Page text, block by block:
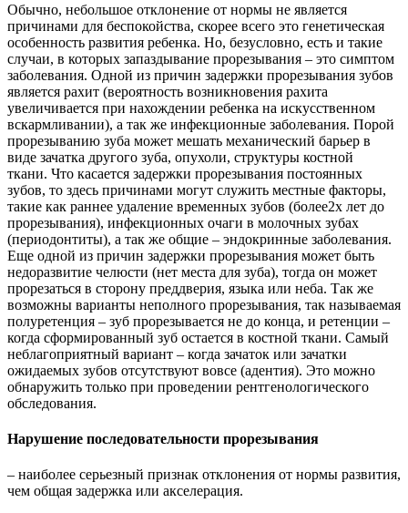
Обычно, небольшое отклонение от нормы не является
причинами для беспокойства, скорее всего это генетическая
особенность развития ребенка. Но, безусловно, есть и такие
случаи, в которых запаздывание прорезывания – это симптом
заболевания. Одной из причин задержки прорезывания зубов
является рахит (вероятность возникновения рахита
увеличивается при нахождении ребенка на искусственном
вскармливании), а так же инфекционные заболевания. Порой
прорезыванию зуба может мешать механический барьер в
виде зачатка другого зуба, опухоли, структуры костной
ткани. Что касается задержки прорезывания постоянных
зубов, то здесь причинами могут служить местные факторы,
такие как раннее удаление временных зубов (более2х лет до
прорезывания), инфекционных очаги в молочных зубах
(периодонтиты), а так же общие – эндокринные заболевания.
Еще одной из причин задержки прорезывания может быть
недоразвитие челюсти (нет места для зуба), тогда он может
прорезаться в сторону преддверия, языка или неба. Так же
возможны варианты неполного прорезывания, так называемая
полуретенция – зуб прорезывается не до конца, и ретенции –
когда сформированный зуб остается в костной ткани. Самый
неблагоприятный вариант – когда зачаток или зачатки
ожидаемых зубов отсутствуют вовсе (адентия). Это можно
обнаружить только при проведении рентгенологического
обследования.
Нарушение последовательности прорезывания
– наиболее серьезный признак отклонения от нормы развития,
чем общая задержка или акселерация.